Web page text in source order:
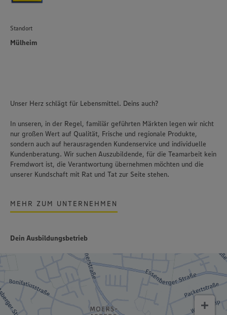
Standort
Mülheim
Unser Herz schlägt für Lebensmittel. Deins auch?
In unseren, in der Regel, familiär geführten Märkten legen wir nicht
nur großen Wert auf Qualität, Frische und regionale Produkte,
sondern auch auf herausragenden Kundenservice und individuelle
Kundenberatung. Wir suchen Auszubildende, für die Teamarbeit kein
Fremdwort ist, die Verantwortung übernehmen möchten und die
unserer Kundschaft mit Rat und Tat zur Seite stehen.
MEHR ZUM UNTERNEHMEN
Dein Ausbildungsbetrieb